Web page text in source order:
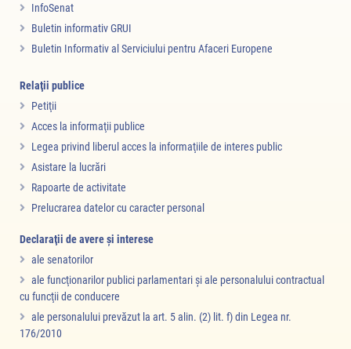
InfoSenat
Buletin informativ GRUI
Buletin Informativ al Serviciului pentru Afaceri Europene
Relaţii publice
Petiţii
Acces la informaţii publice
Legea privind liberul acces la informaţiile de interes public
Asistare la lucrări
Rapoarte de activitate
Prelucrarea datelor cu caracter personal
Declaraţii de avere şi interese
ale senatorilor
ale funcţionarilor publici parlamentari şi ale personalului contractual
cu funcţii de conducere
ale personalului prevăzut la art. 5 alin. (2) lit. f) din Legea nr.
176/2010